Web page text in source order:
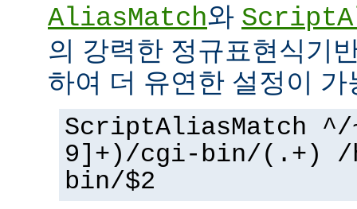
AliasMatch와
의 강력한 정규표현식기
하여 더 유연한 설정이
ScriptAliasMatch
9]+)/cgi-bin/(.+) /
bin/$2